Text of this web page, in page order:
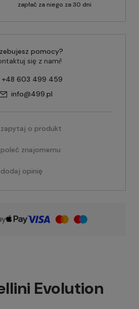
zapłać za niego za 30 dni
pomocy?
się z nami!
+48 603 499 459
info@499.pl
zapytaj o produkt
poleć znajomemu
dodaj opinię
Evolution